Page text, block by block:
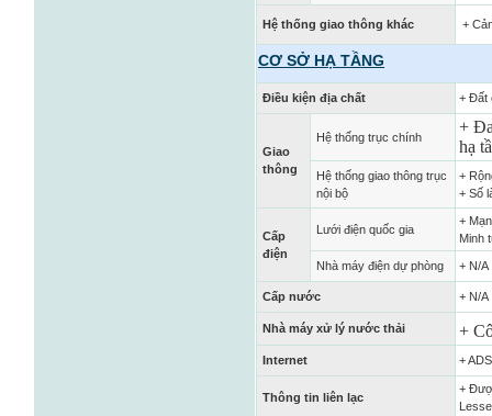
Hệ thống giao thông khác +
CƠ SỞ HẠ TẦNG
Điều kiện địa chất + Đất
Giao
thông
Hệ thống trục chính
+
hạ
Hệ thống giao thông trục
nội bộ
+
+ Số
Cấp
điện
Lưới điện quốc gia
+
Minh
Nhà máy điện dự phòng + N/A
Cấp nước + N/A
Nhà máy xử lý nước thải +
Internet +
Thông tin liên lạc
+